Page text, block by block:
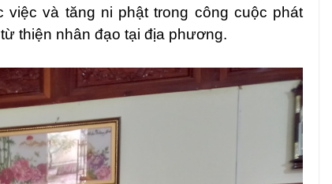
và tăng ni phật trong công cuộc phát
thiện nhân đạo tại địa phương.